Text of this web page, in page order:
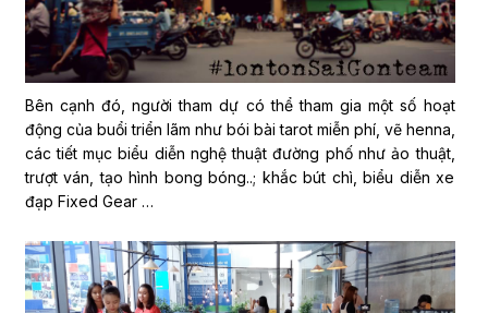
Bên cạnh đó, người tham dự có thể tham gia một số hoạt
động của buổi triển lãm như bói bài tarot miễn phí, vẽ henna,
các tiết mục biểu diễn nghệ thuật đường phố như ảo thuật,
trượt ván, tạo hình bong bóng..; khắc bút chì, biểu diễn xe
đạp Fixed Gear …